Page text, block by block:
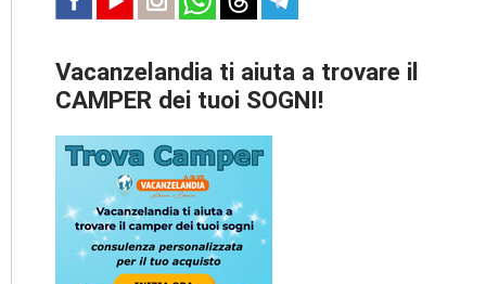
Vacanzelandia ti aiuta a trovare il
CAMPER dei tuoi SOGNI!